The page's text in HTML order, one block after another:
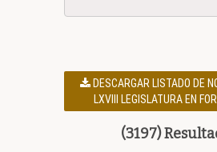
DESCARGAR LISTADO DE
LXVIII LEGISLATURA EN
(3197)